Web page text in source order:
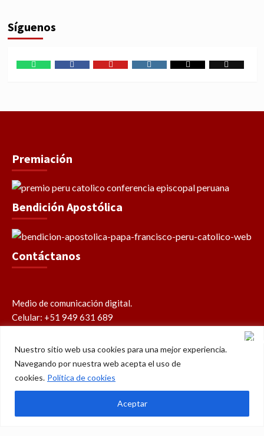
Nuestro sitio web usa cookies para una mejor experiencia.
Navegando por nuestra web acepta el uso de
cookies. Política de cookies
Aceptar
Síguenos
Premiación
Bendición Apostólica
Contáctanos
Medio de comunicación digital.
Celular: +51 949 631 689
prensa@perucatolico.com
www.perucatolico.com
«14 años evangelizando el Perú»